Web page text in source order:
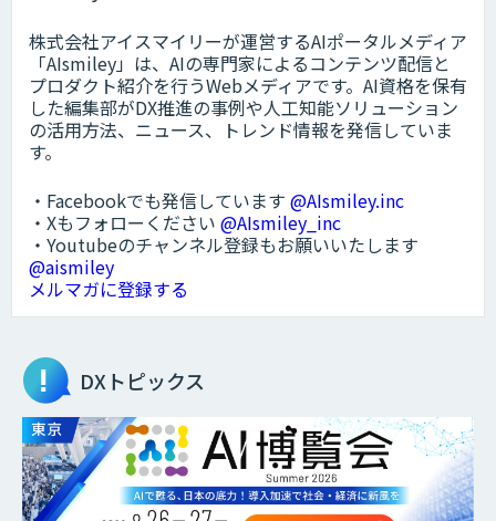
株式会社アイスマイリーが運営するAIポータルメディア
「AIsmiley」は、AIの専門家によるコンテンツ配信と
プロダクト紹介を行うWebメディアです。AI資格を保有
した編集部がDX推進の事例や人工知能ソリューション
の活用方法、ニュース、トレンド情報を発信していま
す。
・Facebookでも発信しています @AIsmiley.inc
・Xもフォローください @AIsmiley_inc
・Youtubeのチャンネル登録もお願いいたします
@aismiley
メルマガに登録する
DXトピックス